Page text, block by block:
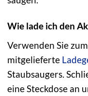
Wie lade ich den
Verwenden Sie
mitgelieferte
Staubsaugers.
eine Steckdose an